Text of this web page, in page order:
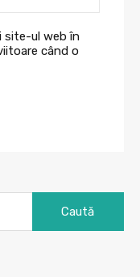
site-ul web în
când o